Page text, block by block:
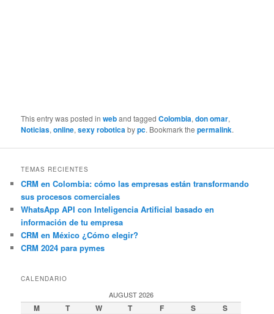
This entry was posted inweband taggedColombia,don omar,
Noticias,online,sexy roboticabypc. Bookmark thepermalink.
TEMAS RECIENTES
CRM en Colombia: cómo las empresas están transformando
sus procesos comerciales
WhatsApp API con Inteligencia Artificial basado en
información de tu empresa
CRM en México ¿Cómo elegir?
CRM 2024 para pymes
CALENDARIO
AUGUST 2026
M T W T F S S